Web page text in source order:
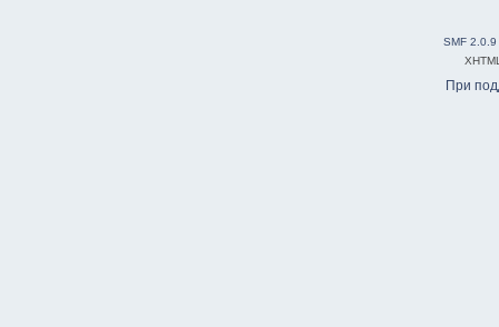
SMF 2.0.9
При